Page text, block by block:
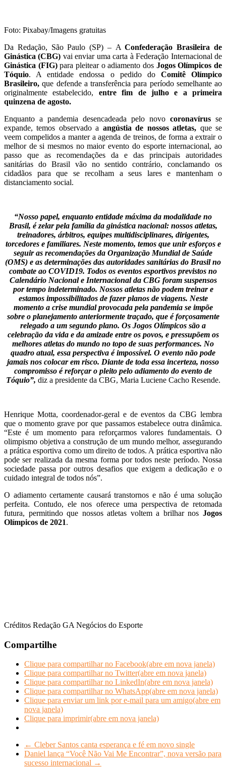
Foto: Pixabay/Imagens gratuitas
Da Redação, São Paulo (SP) – AConfederação Brasileira de
Ginástica (CBG) vai enviar uma carta à Federação Internacional de
Ginástica (FIG)para pleitear o adiamento dos Jogos Olímpicos de
Tóquio. A entidade endossa o pedido do Comitê Olímpico
Brasileiro, que defende a transferência para período semelhante ao
originalmente estabelecido, entre fim de julho e a primeira
quinzena de agosto.
Enquanto a pandemia desencadeada pelo novo coronavírus se
expande, temos observado a angústia de nossos atletas, que se
veem compelidos a manter a agenda de treinos, de forma a extrair o
melhor de si mesmos no maior evento do esporte internacional, ao
passo que as recomendações da e das principais autoridades
sanitárias do Brasil vão no sentido contrário, conclamando os
cidadãos para que se recolham a seus lares e mantenham o
distanciamento social.
“Nosso papel, enquanto entidade máxima da modalidade no
Brasil, é zelar pela família da ginástica nacional: nossos atletas,
treinadores, árbitros, equipes multidisciplinares, dirigentes,
torcedores e familiares. Neste momento, temos que unir esforços e
seguir as recomendações da Organização Mundial de Saúde
(OMS) e as determinações das autoridades sanitárias do Brasil no
combate ao COVID19. Todos os eventos esportivos previstos no
Calendário Nacional e Internacional da CBG foram suspensos
por tempo indeterminado. Nossos atletas não podem treinar e
estamos impossibilitados de fazer planos de viagens. Neste
momento a crise mundial provocada pela pandemia se impõe
sobre o planejamento anteriormente traçado, que é forçosamente
relegado a um segundo plano. Os Jogos Olímpicos são a
celebração da vida e da amizade entre os povos, e pressupõem os
melhores atletas do mundo no topo de suas performances. No
quadro atual, essa perspectiva é impossível. O evento não pode
jamais nos colocar em risco. Diante de toda essa incerteza, nosso
compromisso é reforçar o pleito pelo adiamento do evento de
Tóquio”, diz a presidente da CBG, Maria Luciene Cacho Resende.
Henrique Motta, coordenador-geral e de eventos da CBG lembra
que o momento grave por que passamos estabelece outra dinâmica.
“Este é um momento para reforçarmos valores fundamentais. O
olimpismo objetiva a construção de um mundo melhor, assegurando
a prática esportiva como um direito de todos. A prática esportiva não
pode ser realizada da mesma forma por todos neste período. Nossa
sociedade passa por outros desafios que exigem a dedicação e o
cuidado integral de todos nós”.
O adiamento certamente causará transtornos e não é uma solução
perfeita. Contudo, ele nos oferece uma perspectiva de retomada
futura, permitindo que nossos atletas voltem a brilhar nos Jogos
Olímpicos de 2021.
Créditos Redação GA Negócios do Esporte
Compartilhe
Clique para compartilhar no Facebook(abre em nova janela)
Clique para compartilhar no Twitter(abre em nova janela)
Clique para compartilhar no LinkedIn(abre em nova janela)
Clique para compartilhar no WhatsApp(abre em nova janela)
Clique para enviar um link por e-mail para um amigo(abre em
nova janela)
Clique para imprimir(abre em nova janela)
← Cleber Santos canta esperança e fé em novo single
Daniel lança “Você Não Vai Me Encontrar”, nova versão para
sucesso internacional →